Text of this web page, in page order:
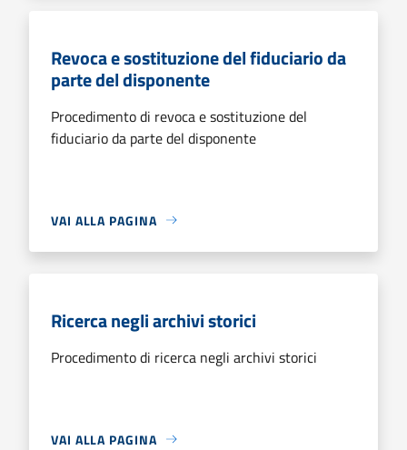
Revoca e sostituzione del fiduciario da
parte del disponente
Procedimento di revoca e sostituzione del
fiduciario da parte del disponente
VAI ALLA PAGINA
Ricerca negli archivi storici
Procedimento di ricerca negli archivi storici
VAI ALLA PAGINA